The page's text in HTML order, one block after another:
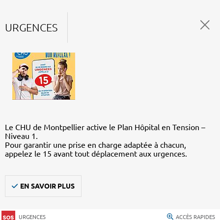
URGENCES
Le CHU de Montpellier active le Plan Hôpital en Tension –
Niveau 1.
Pour garantir une prise en charge adaptée à chacun,
appelez le 15 avant tout déplacement aux urgences.
EN SAVOIR PLUS
URGENCES ACCÈS RAPIDES